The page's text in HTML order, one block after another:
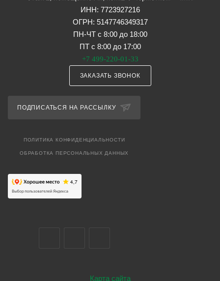
ИНН: 7723927216
ОГРН: 5147746349317
ПН-ЧТ с 8:00 до 18:00
ПТ с 8:00 до 17:00
+7 499-220-01-33
ЗАКАЗАТЬ ЗВОНОК
ПОДПИСАТЬСЯ НА РАССЫЛКУ
ПОЛИТИКА КОНФИДЕНЦИАЛЬНОСТИ
ОБРАБОТКА ПЕРСОНАЛЬНЫХ ДАННЫХ
Карта сайта